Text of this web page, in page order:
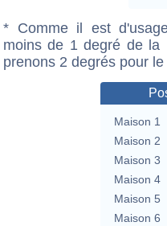
* Comme il est
moins de 1 degré de la
prenons 2 degrés pour
Maison 1
Maison 2
Maison 3
Maison 4
Maison 5
Maison 6